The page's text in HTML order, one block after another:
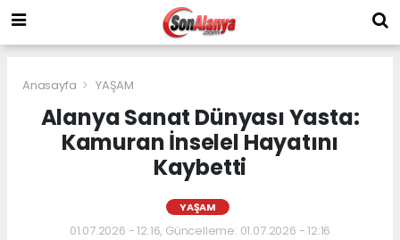
Anasayfa YAŞAM
Alanya Sanat Dünyası Yasta:
Kamuran İnselel Hayatını
Kaybetti
YAŞAM
01.07.2026 - 12:16, Güncelleme: 01.07.2026 - 12:16